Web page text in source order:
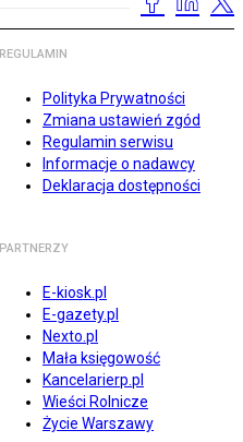
REGULAMIN
Polityka Prywatności
Zmiana ustawień zgód
Regulamin serwisu
Informacje o nadawcy
Deklaracja dostępności
PARTNERZY
E-kiosk.pl
E-gazety.pl
Nexto.pl
Mała księgowość
Kancelarierp.pl
Wieści Rolnicze
Życie Warszawy